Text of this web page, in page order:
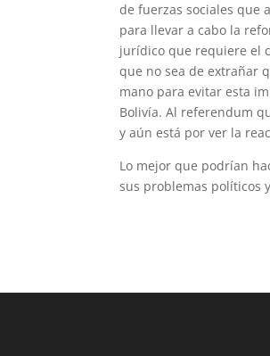
de fuerzas sociales que
para llevar a cabo la
jurídico que requiere el
que no sea de extrañar
mano para evitar esta
Bolivía. Al referendum
y aún está por ver la
Lo mejor que podrían
sus problemas políticos